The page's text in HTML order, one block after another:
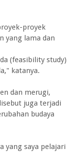
proyek
yang lama dan
(feasibility study)
katanya.
dan merugi,
juga terjadi
budaya
yang saya pelajari